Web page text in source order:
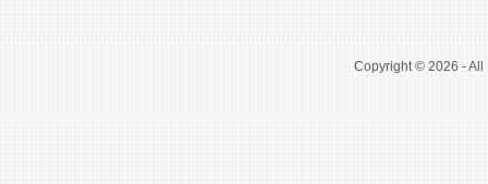
Copyright © 2026 - All